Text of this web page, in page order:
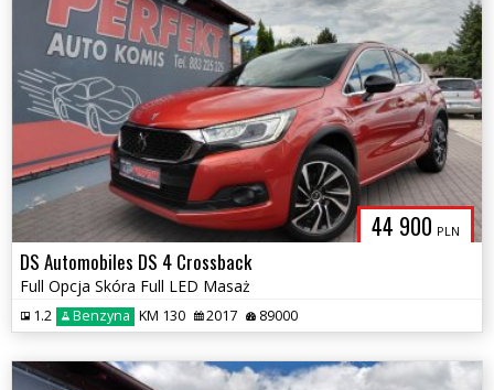
44 900 PLN
DS Automobiles DS 4 Crossback
Full Opcja Skóra Full LED Masaż
1.2 Benzyna KM 130 2017 89000